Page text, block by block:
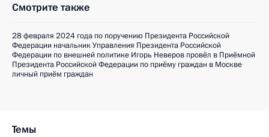
Смотрите также
28 февраля 2024 года по поручению Президента Российской
Федерации начальник Управления Президента Российской
Федерации по внешней политике Игорь Неверов провёл в Приёмной
Президента Российской Федерации по приёму граждан в Москве
личный приём граждан
Темы